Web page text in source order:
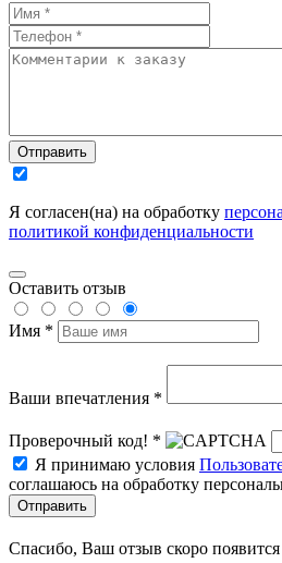
Отправить
Я согласен(на) на обработку
политикой конфиденциальности
Оставить отзыв
Имя *
Ваши впечатления *
Проверочный код! *
Я принимаю условия
соглашаюсь на обработку
Отправить
Спасибо, Ваш отзыв скоро появится